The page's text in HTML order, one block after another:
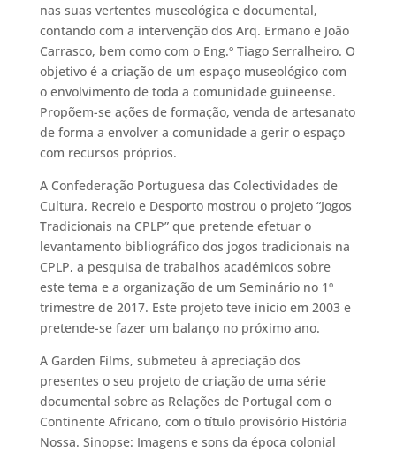
nas suas vertentes museológica e documental,
contando com a intervenção dos Arq. Ermano e João
Carrasco, bem como com o Eng.º Tiago Serralheiro. O
objetivo é a criação de um espaço museológico com
o envolvimento de toda a comunidade guineense.
Propõem-se ações de formação, venda de artesanato
de forma a envolver a comunidade a gerir o espaço
com recursos próprios.
A Confederação Portuguesa das Colectividades de
Cultura, Recreio e Desporto mostrou o projeto “Jogos
Tradicionais na CPLP” que pretende efetuar o
levantamento bibliográfico dos jogos tradicionais na
CPLP, a pesquisa de trabalhos académicos sobre
este tema e a organização de um Seminário no 1º
trimestre de 2017. Este projeto teve início em 2003 e
pretende-se fazer um balanço no próximo ano.
A Garden Films, submeteu à apreciação dos
presentes o seu projeto de criação de uma série
documental sobre as Relações de Portugal com o
Continente Africano, com o título provisório História
Nossa. Sinopse: Imagens e sons da época colonial